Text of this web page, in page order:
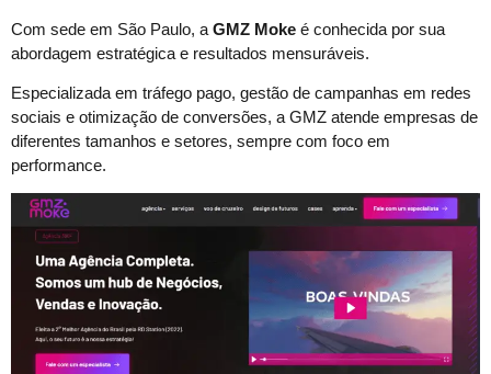
Com sede em São Paulo, a GMZ Moke é conhecida por sua
abordagem estratégica e resultados mensuráveis.
Especializada em tráfego pago, gestão de campanhas em redes
sociais e otimização de conversões, a GMZ atende empresas de
diferentes tamanhos e setores, sempre com foco em
performance.